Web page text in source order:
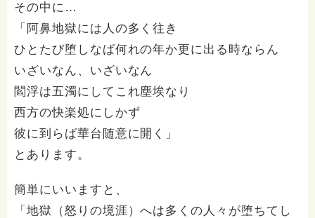
その中に…
「阿鼻地獄には人の多く往き
ひとたび堕しなば何れの年か更に出る時ならん
いざいなん、いざいなん
閻浮は五濁にしてこれ塵埃なり
西方の快楽処にしかず
彼に到らば華台随意に開く」
とあります。
簡単にいいますと、
「地獄（怒りの境涯）へは多くの人々が堕ちてし